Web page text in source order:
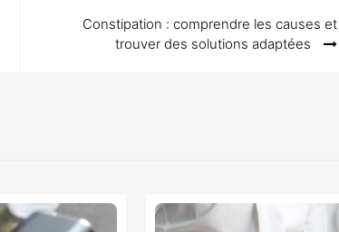
Constipation : comprendre les causes et
trouver des solutions adaptées